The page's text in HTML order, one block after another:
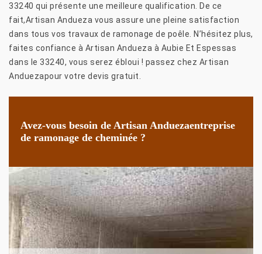
33240 qui présente une meilleure qualification. De ce
fait,Artisan Andueza vous assure une pleine satisfaction
dans tous vos travaux de ramonage de poêle. N’hésitez plus,
faites confiance à Artisan Andueza à Aubie Et Espessas
dans le 33240, vous serez ébloui ! passez chez Artisan
Anduezapour votre devis gratuit.
Avez-vous besoin de Artisan Anduezaentreprise
de ramonage de cheminée ?